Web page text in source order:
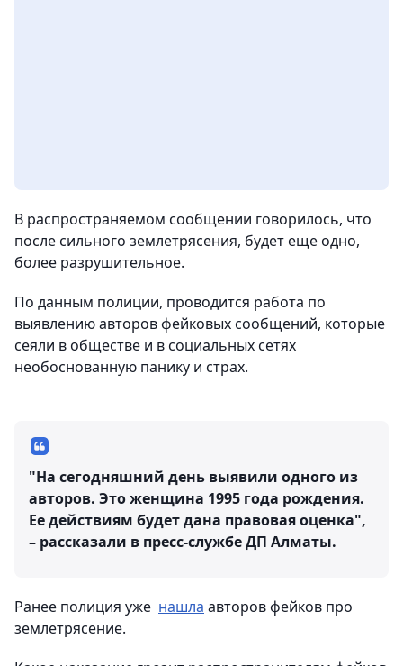
В распространяемом сообщении говорилось, что
после сильного землетрясения, будет еще одно,
более разрушительное.
По данным полиции, проводится работа по
выявлению авторов фейковых сообщений, которые
сеяли в обществе и в социальных сетях
необоснованную панику и страх.
"На сегодняшний день выявили одного из
авторов. Это женщина 1995 года рождения.
Ее действиям будет дана правовая оценка",
– рассказали в пресс-службе ДП Алматы.
Ранее полиция уже нашла авторов фейков про
землетрясение.